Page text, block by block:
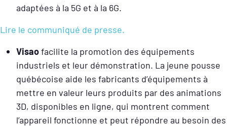
adaptées à la 5G et à la 6G.
Lire le communiqué de presse.
Visaofacilite la promotion des équipements
industriels et leur démonstration. La jeune pousse
québécoise aide les fabricants d’équipements à
mettre en valeur leurs produits par des animations
3D, disponibles en ligne, qui montrent comment
l’appareil fonctionne et peut répondre au besoin des